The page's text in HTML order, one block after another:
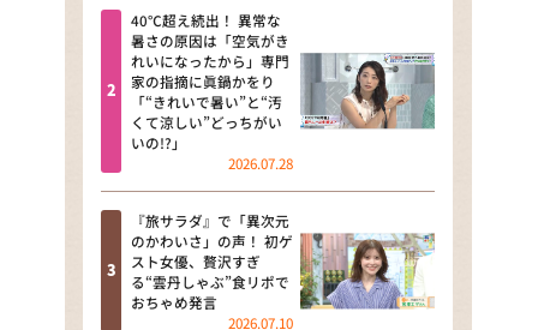
news おかえり
河合＆A.B.C-Z塚田×福井アナ
「なんでやねん！？」（news お
かえり）
DAIGOも台所 ～きょうの献立 何
にする？～
本日はダイアンなり！シーズン２
朝だ！生です旅サラダ
40℃超え続出！ 異常な
暑さの原因は「空気がき
れいになったから」専門
家の指摘に眞鍋かをり
「“きれいで暑い”と“汚
くて涼しい”どっちがい
いの!?」
2026.07.28
『旅サラダ』で「異次元
のかわいさ」の声！ 初ゲ
スト女優、贅沢すぎ
る“雲丹しゃぶ”食リポで
おちゃめ発言
2026.07.10